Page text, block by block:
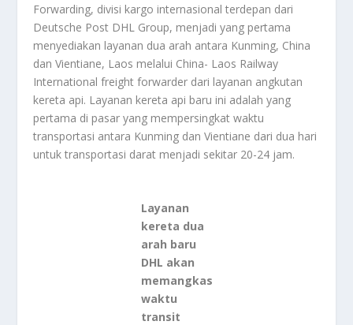
Forwarding, divisi kargo internasional terdepan dari
Deutsche Post DHL Group, menjadi yang pertama
menyediakan layanan dua arah antara Kunming, China
dan Vientiane, Laos melalui China- Laos Railway
International freight forwarder dari layanan angkutan
kereta api. Layanan kereta api baru ini adalah yang
pertama di pasar yang mempersingkat waktu
transportasi antara Kunming dan Vientiane dari dua hari
untuk transportasi darat menjadi sekitar 20-24 jam.
Layanan
kereta dua
arah baru
DHL akan
memangkas
waktu
transit